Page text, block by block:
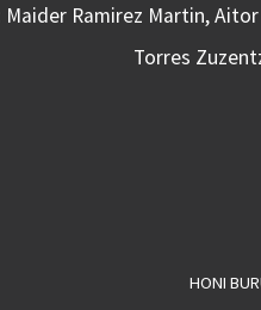
Maider Ramirez Martin,
Torres
HONI